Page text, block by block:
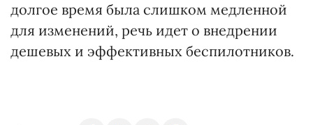
долгое время была слишком медленной
для изменений, речь идет о внедрении
дешевых и эффективных беспилотников.